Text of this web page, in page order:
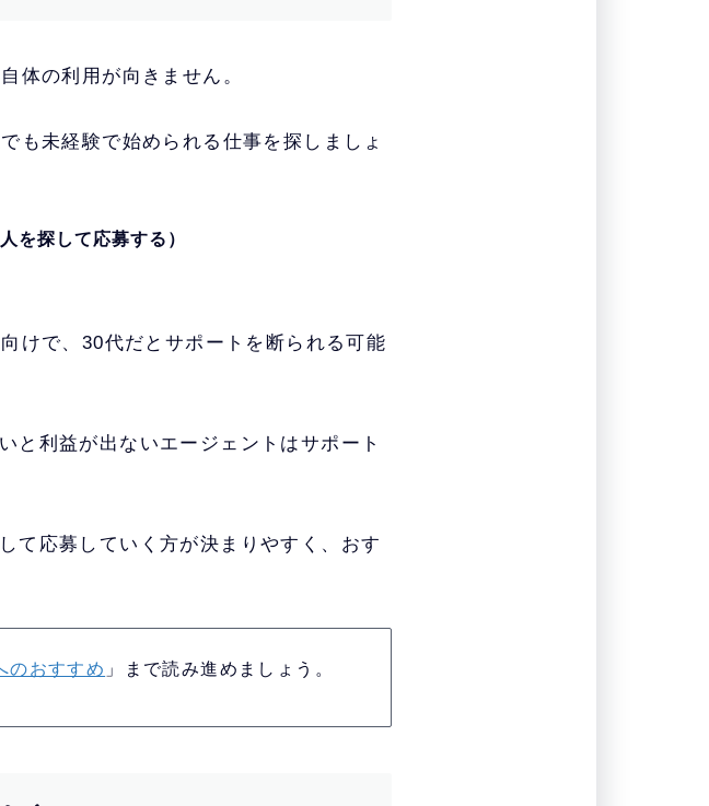
体の利用が向きません。
も未経験で始められる仕事を探しましょ
を探して応募する）
けで、30代だとサポートを断られる可能
と利益が出ないエージェントはサポート
て応募していく方が決まりやすく、おす
のおすすめ 」まで読み進めましょう。